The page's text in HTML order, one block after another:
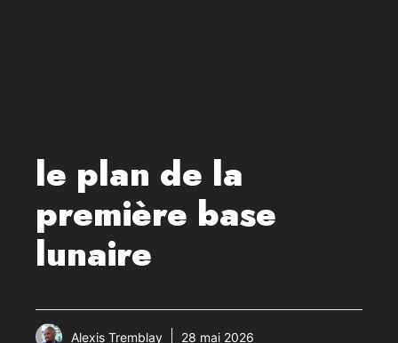
le plan de la
première base
lunaire
Alexis Tremblay 28 mai 2026